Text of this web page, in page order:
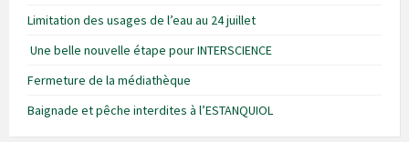
Limitation des usages de l’eau au 24 juillet
Une belle nouvelle étape pour INTERSCIENCE
Fermeture de la médiathèque
Baignade et pêche interdites à l’ESTANQUIOL